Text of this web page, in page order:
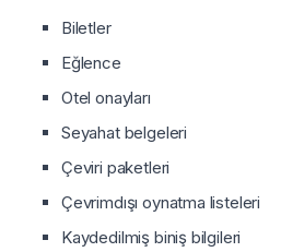
Biletler
Eğlence
Otel onayları
Seyahat belgeleri
Çeviri paketleri
Çevrimdışı oynatma listeleri
Kaydedilmiş biniş bilgileri